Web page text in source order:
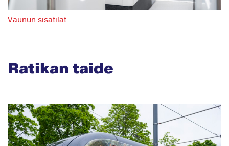
Vaunun sisätilat
Ratikan taide